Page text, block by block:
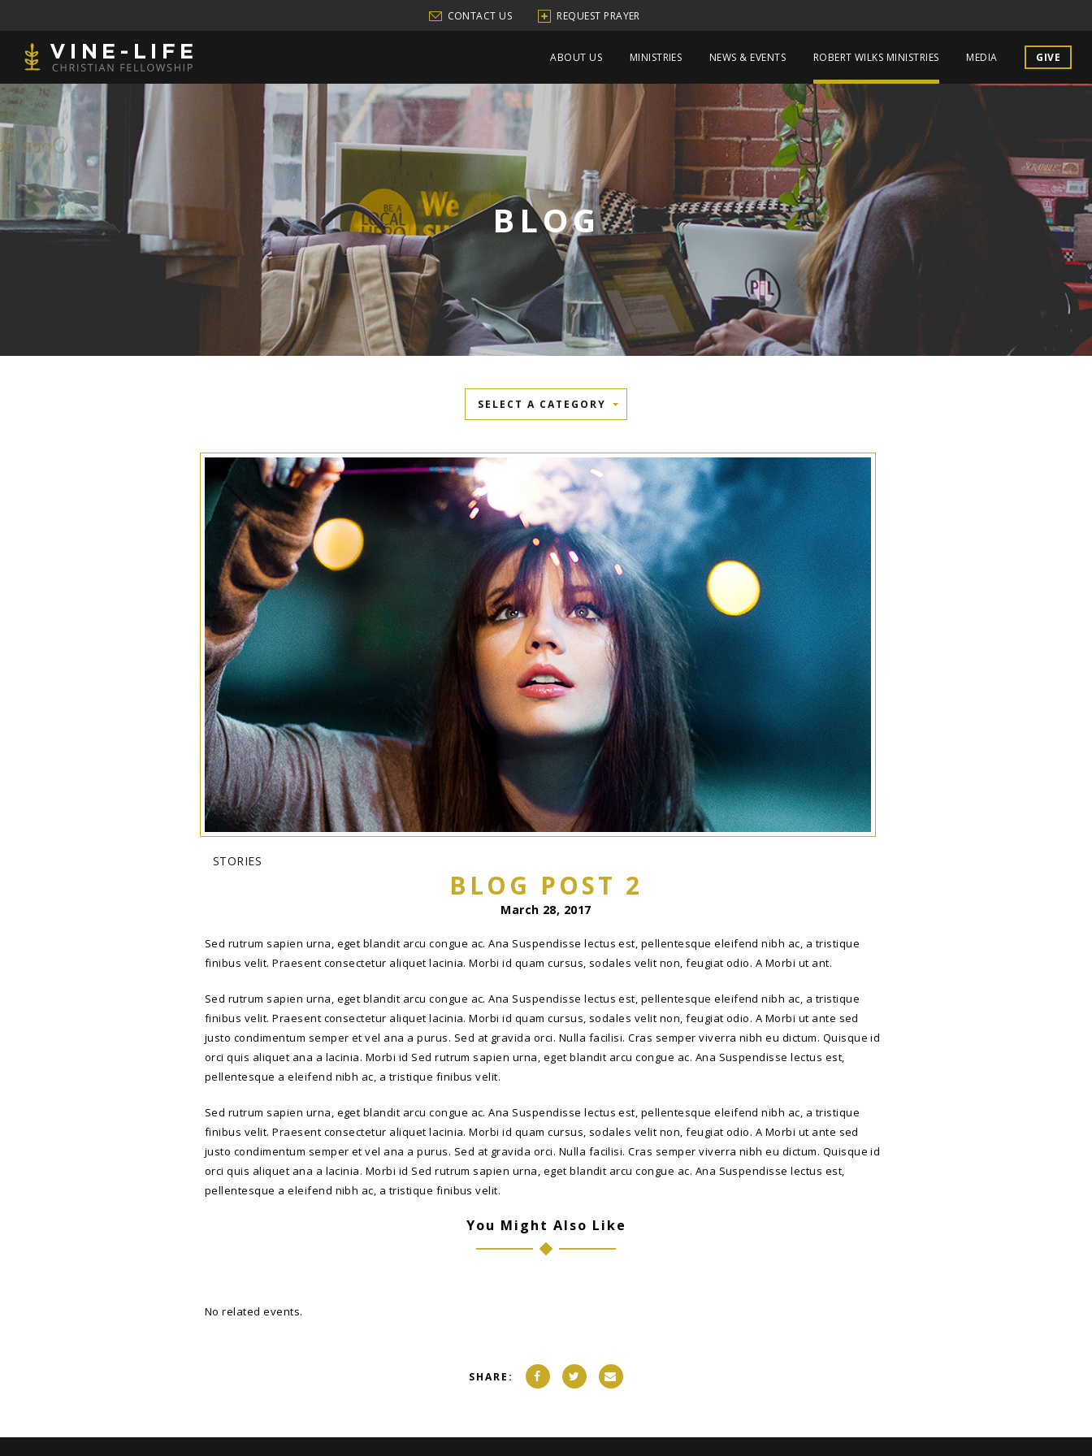
CONTACT US REQUEST PRAYER
ABOUT US MINISTRIES NEWS & EVENTS ROBERT WILKS MINISTRIES MEDIA GIVE
BLOG
STORIES
BLOG POST 2
March 28, 2017
Sed rutrum sapien urna, eget blandit arcu congue ac. Ana Suspendisse lectus est, pellentesque eleifend nibh ac, a tristique
finibus velit. Praesent consectetur aliquet lacinia. Morbi id quam cursus, sodales velit non, feugiat odio. A Morbi ut ant.
Sed rutrum sapien urna, eget blandit arcu congue ac. Ana Suspendisse lectus est, pellentesque eleifend nibh ac, a tristique
finibus velit. Praesent consectetur aliquet lacinia. Morbi id quam cursus, sodales velit non, feugiat odio. A Morbi ut ante sed
justo condimentum semper et vel ana a purus. Sed at gravida orci. Nulla facilisi. Cras semper viverra nibh eu dictum. Quisque id
orci quis aliquet ana a lacinia. Morbi id Sed rutrum sapien urna, eget blandit arcu congue ac. Ana Suspendisse lectus est,
pellentesque a eleifend nibh ac, a tristique finibus velit.
Sed rutrum sapien urna, eget blandit arcu congue ac. Ana Suspendisse lectus est, pellentesque eleifend nibh ac, a tristique
finibus velit. Praesent consectetur aliquet lacinia. Morbi id quam cursus, sodales velit non, feugiat odio. A Morbi ut ante sed
justo condimentum semper et vel ana a purus. Sed at gravida orci. Nulla facilisi. Cras semper viverra nibh eu dictum. Quisque id
orci quis aliquet ana a lacinia. Morbi id Sed rutrum sapien urna, eget blandit arcu congue ac. Ana Suspendisse lectus est,
pellentesque a eleifend nibh ac, a tristique finibus velit.
You Might Also Like
No related events.
SHARE: